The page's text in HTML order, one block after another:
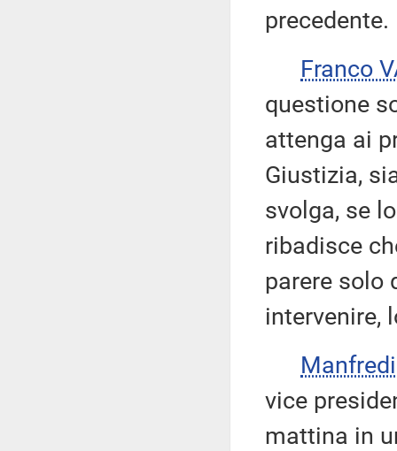
precedente.
Franco
questione
attenga ai
Giustizia,
svolga, se
ribadisce
parere solo
intervenire,
vice
mattina in